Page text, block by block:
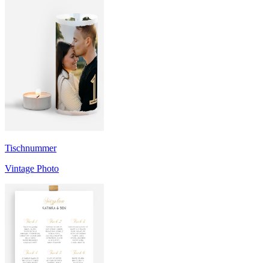
Tischnummer
Vintage Photo